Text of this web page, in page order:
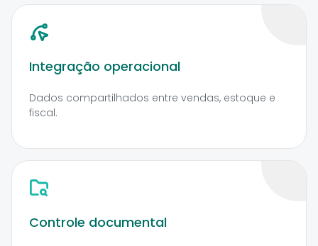
Integração operacional
Dados compartilhados entre vendas, estoque e
fiscal.
Controle documental